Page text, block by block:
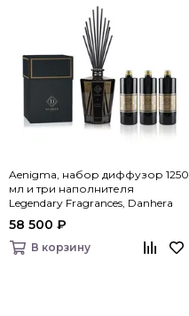
Aenigma, набор диффузор 1250
мл и три наполнителя
Legendary Fragrances, Danhera
Italy
58 500 ₽
В корзину